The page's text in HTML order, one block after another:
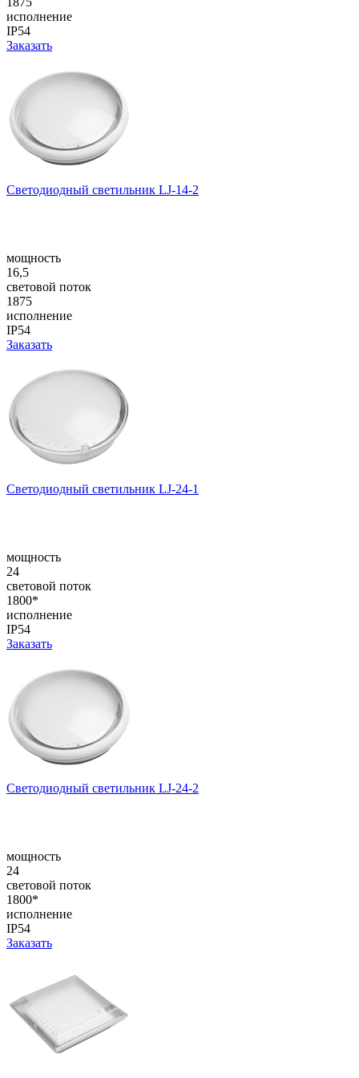
исполнение
IP54
Заказать
Светодиодный светильник LJ-14-2
мощность
16,5
световой поток
1875
исполнение
IP54
Заказать
Светодиодный светильник LJ-24-1
мощность
24
световой поток
1800*
исполнение
IP54
Заказать
Светодиодный светильник LJ-24-2
мощность
24
световой поток
1800*
исполнение
IP54
Заказать